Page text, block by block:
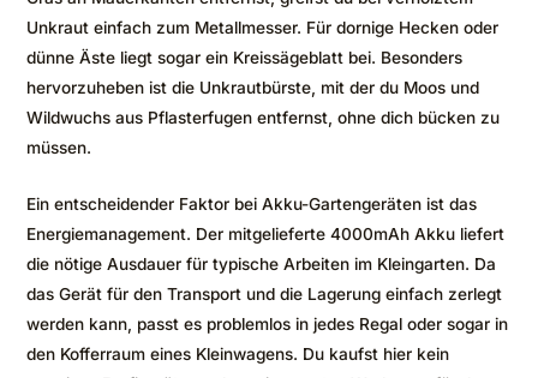
Unkraut einfach zum Metallmesser. Für dornige Hecken oder
dünne Äste liegt sogar ein Kreissägeblatt bei. Besonders
hervorzuheben ist die Unkrautbürste, mit der du Moos und
Wildwuchs aus Pflasterfugen entfernst, ohne dich bücken zu
müssen.
Ein entscheidender Faktor bei Akku-Gartengeräten ist das
Energiemanagement. Der mitgelieferte 4000mAh Akku liefert
die nötige Ausdauer für typische Arbeiten im Kleingarten. Da
das Gerät für den Transport und die Lagerung einfach zerlegt
werden kann, passt es problemlos in jedes Regal oder sogar in
den Kofferraum eines Kleinwagens. Du kaufst hier kein